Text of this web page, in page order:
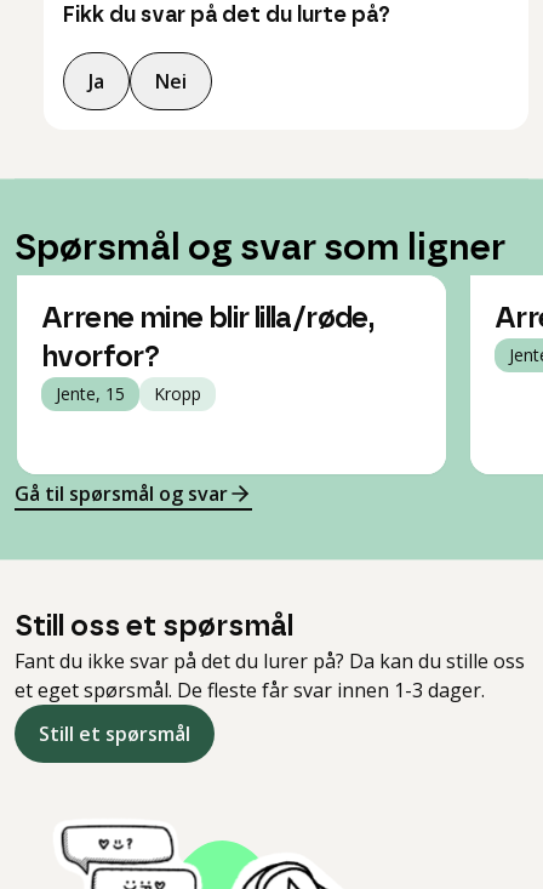
Fikk du svar på det du lurte på?
Ja Nei
Spørsmål og svar som ligner
Arrene mine blir lilla/røde,
hvorfor?
Jente, 15 Kropp
Gå til spørsmål og svar
Still oss et spørsmål
Fant du ikke svar på det du lurer på? Da kan du stille oss
et eget spørsmål. De fleste får svar innen 1-3 dager.
Still et spørsmål